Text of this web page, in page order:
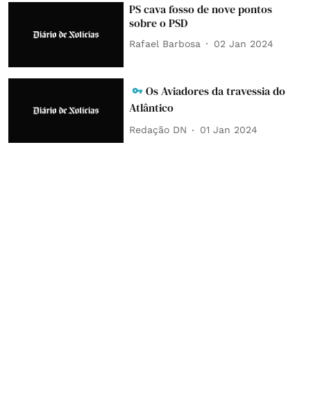
PS cava fosso de nove pontos
sobre o PSD
Rafael Barbosa 02 Jan 2024
Os Aviadores da travessia do
Atlântico
Redação DN 01 Jan 2024